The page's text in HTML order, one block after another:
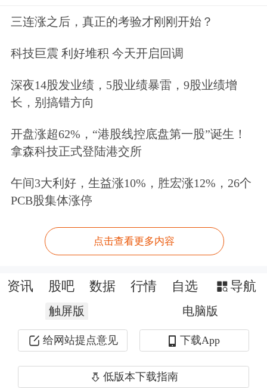
中国人保前十大股东。
“险资增持同业，主要是因为目前保险
股属于高股息、低估值股票，同时盘子
也足够大，同业之间也都互相比较了
解。”某险资投资管理部高管告诉界面
新闻。
“从资产配置的角度来看，保险股属于
有问题，可以确认财务收益，对净投资
业人士告诉界面新闻，“另外，增持的
这几家同业公司都属于头部险企，在风
险管理、业务发展上都较为成熟，风险
三连涨之后，真正的考验才刚刚开始？
科技巨震 利好堆积 今天开启回调
深夜14股发业绩，5股业绩暴雷，9股业绩增
长，别搞错方向
开盘涨超62%，“港股线控底盘第一股”诞生！
拿森科技正式登陆港交所
午间3大利好，生益涨10%，胜宏涨12%，26个
PCB股集体涨停
点击查看更多内容
资讯 股吧 数据 行情 自选 导航
触屏版 电脑版
给网站提点意见 下载App
低版本下载指南